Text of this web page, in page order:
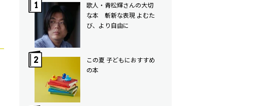
歌人・青松輝さんの大切
な本 斬新な表現 よむた
び、より自由に
この夏 子どもにおすすめ
の本